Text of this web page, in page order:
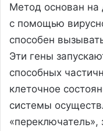
Метод основан на
с помощью
способен
Эти гены
способных
клеточное
системы